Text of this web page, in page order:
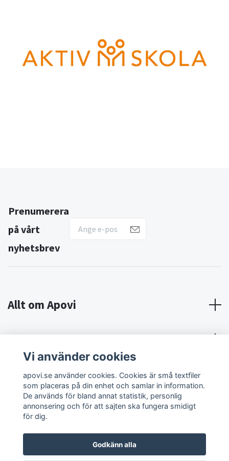
Prenumerera
på vårt
nyhetsbrev
Allt om Apovi
Om Apovi
Sociala medier
Vi använder cookies
apovi.se använder cookies. Cookies är små textfiler
som placeras på din enhet och samlar in information.
De används för bland annat statistik, personlig
annonsering och för att sajten ska fungera smidigt
för dig.
Godkänn alla